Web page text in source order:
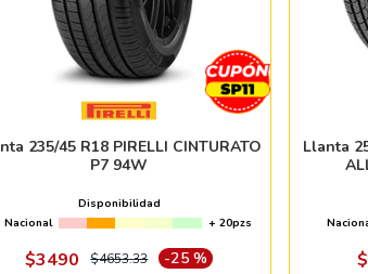
235/45 R18 PIRELLI CINTURATO
P7 94W
Disponibilidad
Nacional
+ 20pzs
$3490 $4653.33 -25 %
Llanta
$